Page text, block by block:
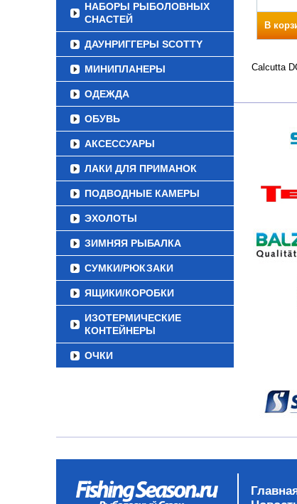
НАБОРЫ РЫБОЛОВНЫХ
СНАСТЕЙ
ДАУНРИГГЕРЫ SCOTTY
МИНИПЛАНЕРЫ
ОДЕЖДА
ОБУВЬ
АКСЕССУАРЫ
ЛАКИ ДЛЯ ПРИМАНОК
ПОДВОДНЫЕ КАМЕРЫ
ЭХОЛОТЫ
ЗИМНЯЯ РЫБАЛКА
СУМКИ/РЮКЗАКИ
ЯЩИКИ/КОРОБКИ
ИЗОТЕРМИЧЕСКИЕ
КОНТЕЙНЕРЫ
ОЧКИ
В
Calcutta